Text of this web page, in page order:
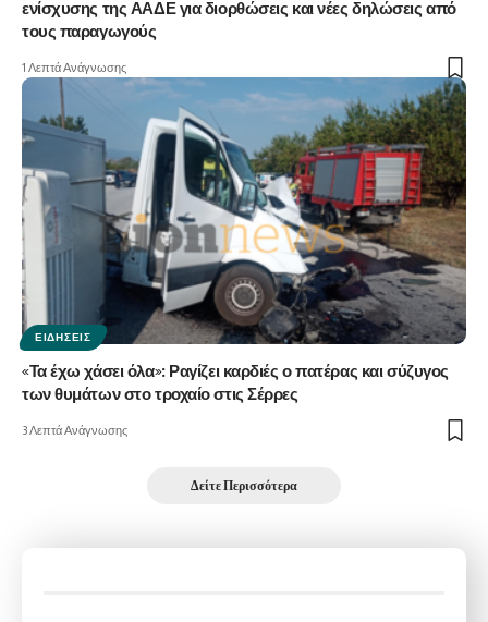
ενίσχυσης της ΑΑΔΕ για διορθώσεις και νέες δηλώσεις από
τους παραγωγούς
1 Λεπτά Ανάγνωσης
ΕΙΔΉΣΕΙΣ
«Τα έχω χάσει όλα»: Ραγίζει καρδιές ο πατέρας και σύζυγος
των θυμάτων στο τροχαίο στις Σέρρες
3 Λεπτά Ανάγνωσης
Δείτε Περισσότερα